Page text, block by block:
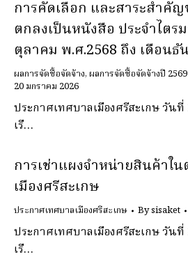
การคัดเลือก และสาระสําคั
ตกลงเป็นหนังสือ ประจําไตร
ตุลาคม พ.ศ.2568 ถึง เดือนธั
ผลการจัดซื้อจัดจ้าง,ผลการจัดซื้อจัดจ้างปี 2569
20 มกราคม 2026
ประกาศเทศบาลเมืองศรีสะเกษ วัน
เรื…
การเช่าแผงจําหน่ายสินค้าใ
เมืองศรีสะเกษ
ประกาศเทศบาลเมืองศรีสะเกษ Bysisaket
ประกาศเทศบาลเมืองศรีสะเกษ วัน
เรื…